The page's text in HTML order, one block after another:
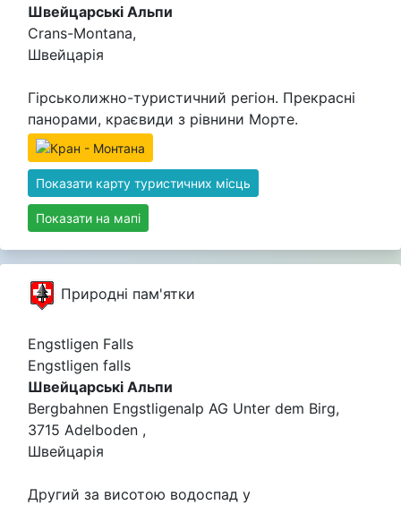
Швейцарські Альпи
Crans-Montana,
Швейцарія
Гірськолижно-туристичний регіон. Прекрасні
панорами, краєвиди з рівнини Морте.
Показати карту туристичних місць
Показати на мапі
Природні пам'ятки
Engstligen Falls
Engstligen falls
Швейцарські Альпи
Bergbahnen Engstligenalp AG Unter dem Birg,
3715 Adelboden ,
Швейцарія
Другий за висотою водоспад у